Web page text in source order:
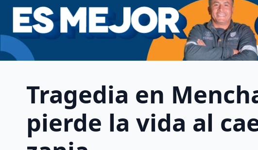
Tragedia en
pierde la vida al